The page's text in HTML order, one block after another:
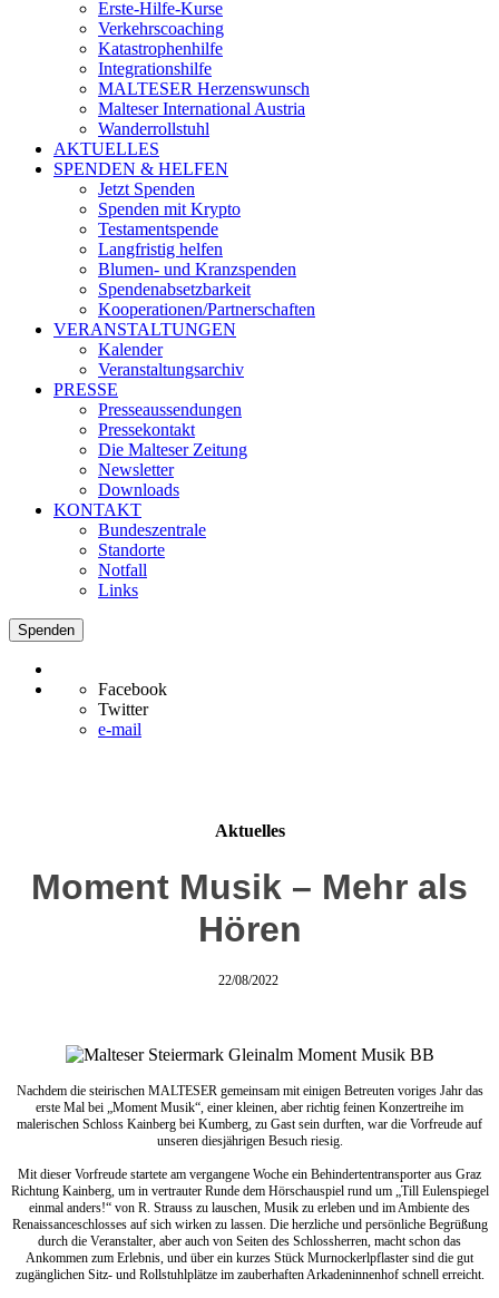
Erste-Hilfe-Kurse
Verkehrscoaching
Katastrophenhilfe
Integrationshilfe
MALTESER Herzenswunsch
Malteser International Austria
Wanderrollstuhl
AKTUELLES
SPENDEN & HELFEN
Jetzt Spenden
Spenden mit Krypto
Testamentspende
Langfristig helfen
Blumen- und Kranzspenden
Spendenabsetzbarkeit
Kooperationen/Partnerschaften
VERANSTALTUNGEN
Kalender
Veranstaltungsarchiv
PRESSE
Presseaussendungen
Pressekontakt
Die Malteser Zeitung
Newsletter
Downloads
KONTAKT
Bundeszentrale
Standorte
Notfall
Links
Spenden
Facebook
Twitter
e-mail
Aktuelles
Moment Musik – Mehr als
Hören
22/08/2022
Nachdem die steirischen MALTESER gemeinsam mit einigen Betreuten voriges Jahr das
erste Mal bei „Moment Musik“, einer kleinen, aber richtig feinen Konzertreihe im
malerischen Schloss Kainberg bei Kumberg, zu Gast sein durften, war die Vorfreude auf
unseren diesjährigen Besuch riesig.
Mit dieser Vorfreude startete am vergangene Woche ein Behindertentransporter aus Graz
Richtung Kainberg, um in vertrauter Runde dem Hörschauspiel rund um „Till Eulenspiegel
einmal anders!“ von R. Strauss zu lauschen, Musik zu erleben und im Ambiente des
Renaissanceschlosses auf sich wirken zu lassen. Die herzliche und persönliche Begrüßung
durch die Veranstalter, aber auch von Seiten des Schlossherren, macht schon das
Ankommen zum Erlebnis, und über ein kurzes Stück Murnockerlpflaster sind die gut
zugänglichen Sitz- und Rollstuhlplätze im zauberhaften Arkadeninnenhof schnell erreicht.